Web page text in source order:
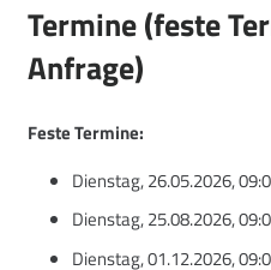
Termine (feste
Anfrage)
Feste Termine:
Dienstag, 26.05.2026,
Dienstag, 25.08.2026,
Dienstag, 01.12.2026,